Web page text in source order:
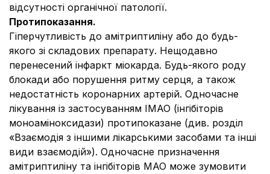
відсутності органічної патології.
Протипоказання.
Гіперчутливість до амітриптиліну або до будь-
якого зі складових препарату. Нещодавно
перенесений інфаркт міокарда. Будь-якого роду
блокади або порушення ритму серця, а також
недостатність коронарних артерій. Одночасне
лікування із застосуванням ІМАО (інгібіторів
моноаміноксидази) протипоказане (див. розділ
«Взаємодія з іншими лікарськими засобами та інші
види взаємодій»). Одночасне призначення
амітриптиліну та інгібіторів МАО може зумовити